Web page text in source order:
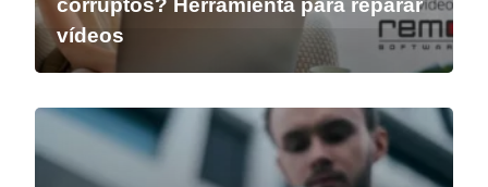
corruptos? Herramienta para reparar
vídeos